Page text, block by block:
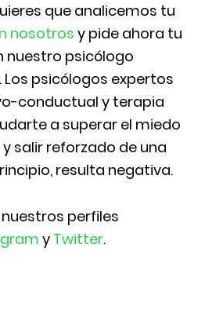
que analicemos tu
nosotrosy pide ahora tu
nuestro psicólogo
Los psicólogos expertos
conductual y terapia
a superar el miedo
salir reforzado de una
resulta negativa.
perfiles
y Twitter.